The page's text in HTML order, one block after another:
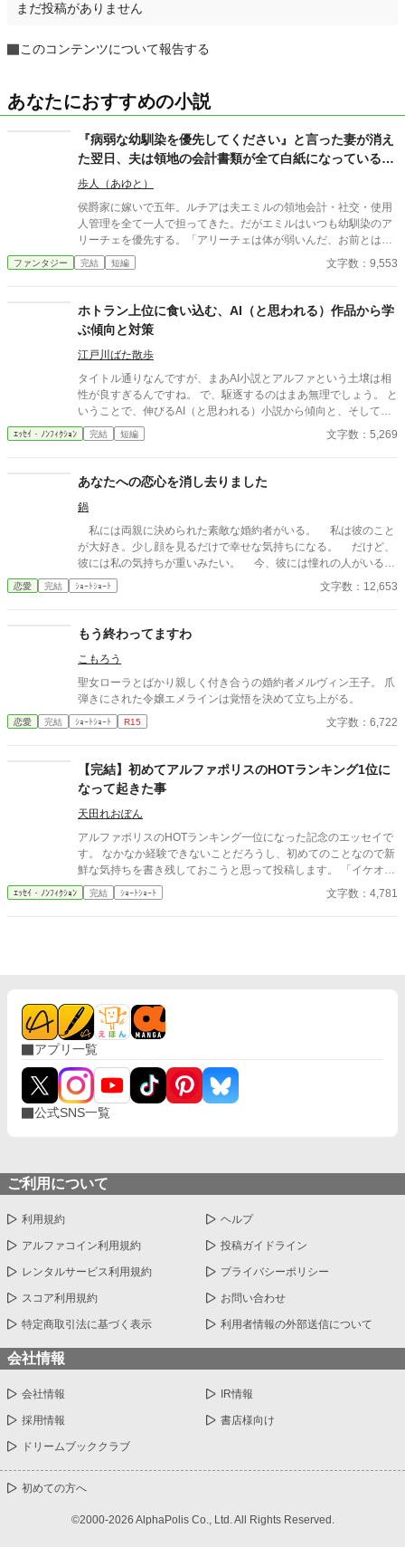
まだ投稿がありません
このコンテンツについて報告する
あなたにおすすめの小説
『病弱な幼馴染を優先してください』と言った妻が消え
た翌日、夫は領地の会計書類が全て白紙になっているこ
とに気づいた
歩人（あゆと）
侯爵家に嫁いで五年。ルチアは夫エミルの領地会計・社交・使用
人管理を全て一人で担ってきた。だがエミルはいつも幼馴染のア
リーチェを優先する。「アリーチェは体が弱いんだ、お前とは違
う」——その言葉を百回聞いた日、ルチアは微笑んで離縁届に署
名した。「ええ、私は丈夫ですから。どうぞ幼馴染様をお大事
らの陳情の山、そして紅茶の淹れ方すら知らない自分。三ヶ月
後、かつて「地味な妻」と呼ばれたルチアは、辺境伯の財務顧問
として辣腕を振るっていた。
ファンタジー 完結 短編 文字数：9,553
ホトラン上位に食い込む、AI（と思われる）作品から学
ぶ傾向と対策
江戸川ばた散歩
タイトル通りなんですが、まあAI小説とアルファという土壌は相
性が良すぎるんですね。 で、駆逐するのはまあ無理でしょう。 と
いうことで、伸びるAI（と思われる）小説から傾向と、そして自
筆系にも生かせること、そしてAIには無理なことに関して。
ｴｯｾｲ・ﾉﾝﾌｨｸｼｮﾝ 完結 短編 文字数：5,269
あなたへの恋心を消し去りました
鍋
私には両親に決められた素敵な婚約者がいる。 私は彼のこと
が大好き。少し顔を見るだけで幸せな気持ちになる。 だけど、
彼には私の気持ちが重いみたい。 今、彼には憧れの人がいる。
その人は大人びた雰囲気をもつ二つ上の先輩。 彼は心は自由で
いたい言っていた。 その女性と話す時、私には見せない楽しそ
たちは言う。お互いに干渉しない割り切った夫婦のほうが気が楽
だって……。 だから私は彼が自由になれるように、魔女にこの
激しい気持ちを封印してもらったの。 ※このお話はハッピーエン
ドではありません。 ※短いお話でサクサクと進めたいと思いま
す。
恋愛 完結 ｼｮｰﾄｼｮｰﾄ 文字数：12,653
もう終わってますわ
こもろう
聖女ローラとばかり親しく付き合うの婚約者メルヴィン王子。 爪
弾きにされた令嬢エメラインは覚悟を決めて立ち上がる。
恋愛 完結 ｼｮｰﾄｼｮｰﾄ R15 文字数：6,722
【完結】初めてアルファポリスのHOTランキング1位に
なって起きた事
天田れおぽん
アルファポリスのHOTランキング一位になった記念のエッセイで
す。 なかなか経験できないことだろうし、初めてのことなので新
鮮な気持ちを書き残しておこうと思って投稿します。 「イケオジ
辺境伯に嫁げた私の素敵な婚約破棄」がHOTランキング一位にな
った2022/12/16の前日からの気持ちをつらつらと書き残してみま
ｴｯｾｲ・ﾉﾝﾌｨｸｼｮﾝ 完結 ｼｮｰﾄｼｮｰﾄ 文字数：4,781
アプリ一覧
公式SNS一覧
ご利用について
利用規約 ヘルプ
アルファコイン利用規約 投稿ガイドライン
レンタルサービス利用規約 プライバシーポリシー
スコア利用規約 お問い合わせ
特定商取引法に基づく表示 利用者情報の外部送信について
会社情報
会社情報 IR情報
採用情報 書店様向け
ドリームブッククラブ
初めての方へ
©2000-2026 AlphaPolis Co., Ltd. All Rights Reserved.